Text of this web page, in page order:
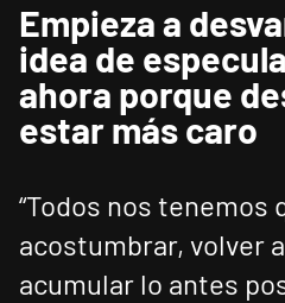
Empieza a
idea de
ahora porque
estar más caro
“Todos nos tenemos
acostumbrar, volver
acumular lo antes